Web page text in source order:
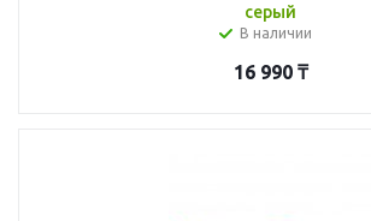
серый
В наличии
16 990₸